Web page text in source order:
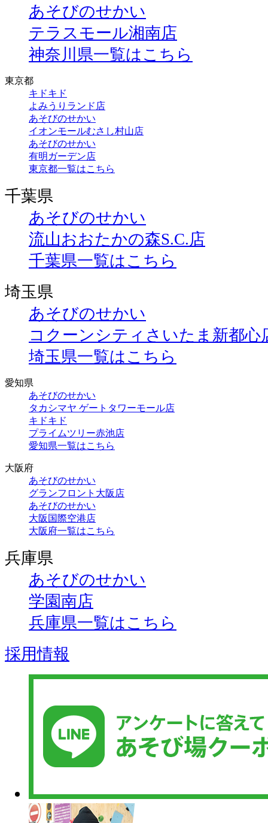
あそびのせかい
テラスモール湘南店
神奈川県一覧はこちら
東京都
キドキド
よみうりランド店
あそびのせかい
イオンモールむさし村山店
あそびのせかい
有明ガーデン店
東京都一覧はこちら
千葉県
あそびのせかい
流山おおたかの森S.C.店
千葉県一覧はこちら
埼玉県
あそびのせかい
コクーンシティさいたま新都心
埼玉県一覧はこちら
愛知県
あそびのせかい
タカシマヤ ゲートタワーモール店
キドキド
プライムツリー赤池店
愛知県一覧はこちら
大阪府
あそびのせかい
グランフロント大阪店
あそびのせかい
大阪国際空港店
大阪府一覧はこちら
兵庫県
あそびのせかい
学園南店
兵庫県一覧はこちら
採用情報